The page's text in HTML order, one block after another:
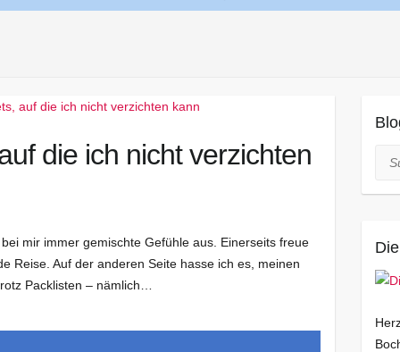
die ich nicht verzichten
mir immer gemischte Gefühle aus. Einerseits freue
Reise. Auf der anderen Seite hasse ich es, meinen
Packlisten – nämlich…